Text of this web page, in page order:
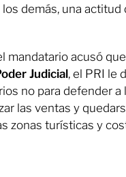
demás, una actitud
mandatario acusó
Judicial, el PRI le
no para defender a
las ventas y
zonas turísticas y